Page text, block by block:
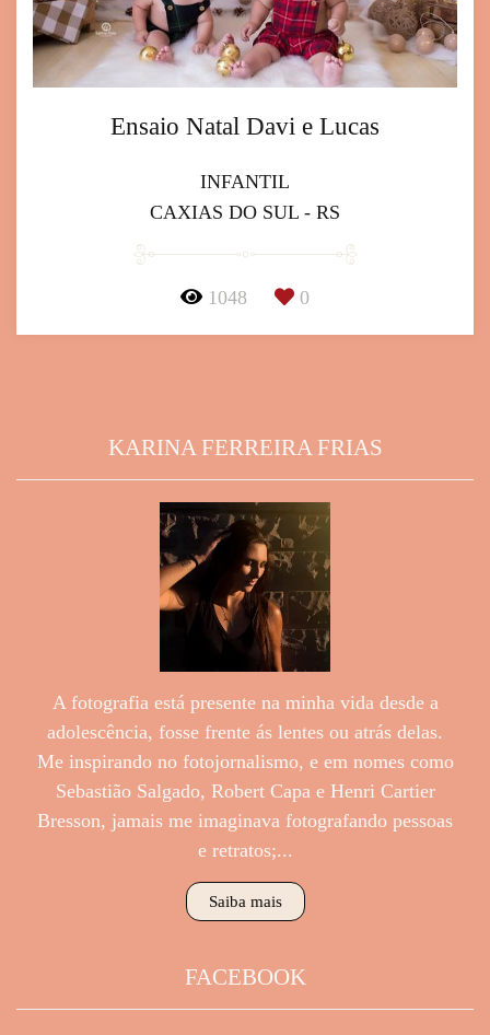
Ensaio Natal Davi e Lucas
INFANTIL
CAXIAS DO SUL - RS
1048 0
KARINA FERREIRA FRIAS
A fotografia está presente na minha vida desde a
adolescência, fosse frente ás lentes ou atrás delas.
Me inspirando no fotojornalismo, e em nomes como
Sebastião Salgado, Robert Capa e Henri Cartier
Bresson, jamais me imaginava fotografando pessoas
e retratos;...
Saiba mais
FACEBOOK